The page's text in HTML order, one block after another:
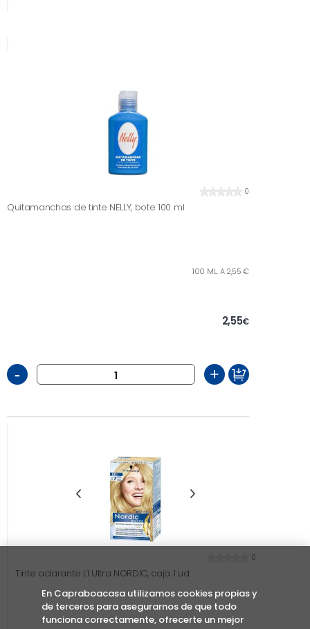
0
Quitamanchas de tinte NELLY, bote 100 ml
100 ML. A 2,55 €
2,55€
- +
0
Tinte aclarante L1 Ultra NORDIC, caja 1 ud
En Capraboacasa utilizamos cookies propias y
de terceros para asegurarnos de que todo
funciona correctamente, ofrecerte un mejor